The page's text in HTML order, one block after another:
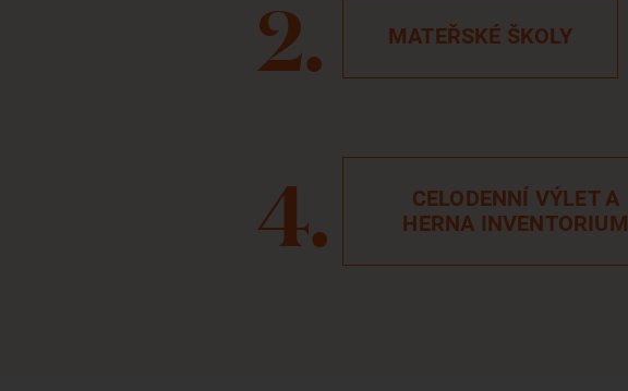
MATEŘSKÉ ŠKOLY
CELODENNÍ VÝLET A
HERNA INVENTORIUM